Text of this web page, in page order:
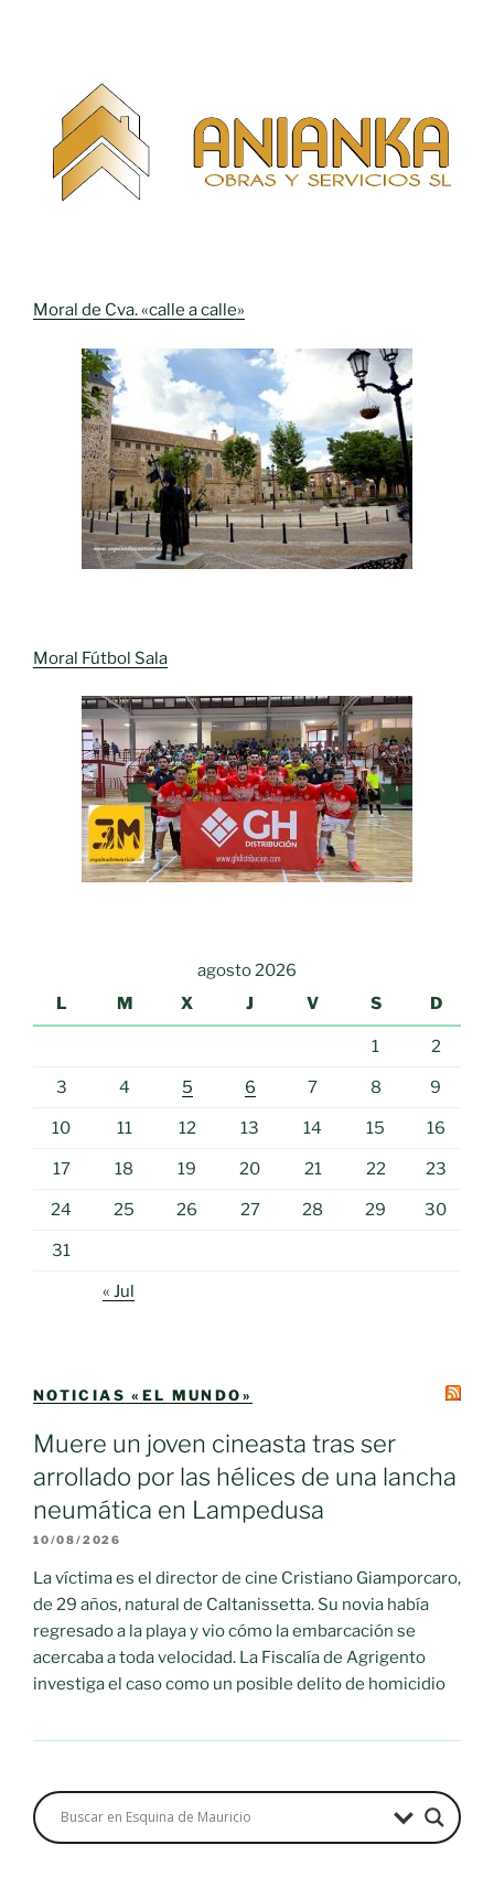
Moral de Cva. «calle a calle»
Moral Fútbol Sala
agosto 2026
L
M X J V S D
1 2
3 4 5 6 7 8 9
10 11 12 13 14 15 16
17 18 19 20 21 22 23
24 25 26 27 28 29 30
31
« Jul
NOTICIAS «EL MUNDO»
Muere un joven cineasta tras ser
arrollado por las hélices de una lancha
neumática en Lampedusa
10/08/2026
La víctima es el director de cine Cristiano Giamporcaro,
de 29 años, natural de Caltanissetta. Su novia había
regresado a la playa y vio cómo la embarcación se
acercaba a toda velocidad. La Fiscalía de Agrigento
investiga el caso como un posible delito de homicidio